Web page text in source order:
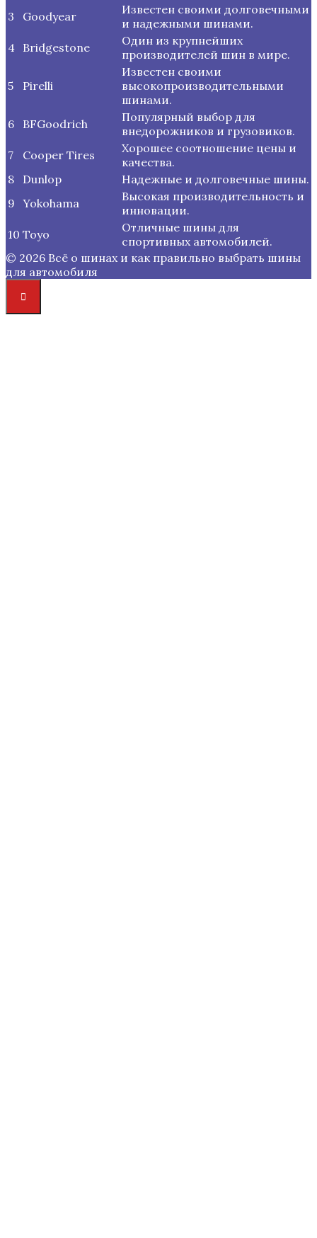
3
Goodyear
Известен своими долговечными
и надежными шинами.
4 Bridgestone
Один из крупнейших
производителей шин в мире.
5 Pirelli
Известен своими
высокопроизводительными
шинами.
6
BFGoodrich
Популярный выбор для
внедорожников и грузовиков.
7
Cooper Tires
Хорошее соотношение цены и
качества.
8
Dunlop
Надежные и долговечные шины.
9 Yokohama
Высокая производительность и
инновации.
10 Toyo
Отличные шины для
спортивных автомобилей.
© 2026 Всё о шинах и как правильно выбрать шины
для автомобиля